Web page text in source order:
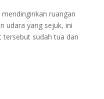
ruangan
udara yang sejuk, ini
sudah tua dan